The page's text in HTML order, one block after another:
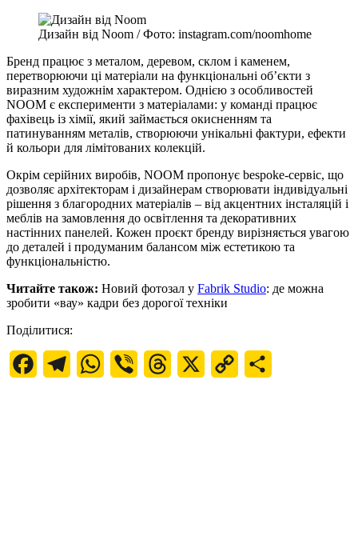
Дизайн від Noom / Фото: instagram.com/noomhome
Бренд працює з металом, деревом, склом і каменем,
перетворюючи ці матеріали на функціональні об’єкти з
виразним художнім характером. Однією з особливостей
NOOM є експерименти з матеріалами: у команді працює
фахівець із хімії, який займається окисненням та
патинуванням металів, створюючи унікальні фактури, ефекти
й кольори для лімітованих колекцій.
Окрім серійних виробів, NOOM пропонує bespoke-сервіс, що
дозволяє архітекторам і дизайнерам створювати індивідуальні
рішення з благородних матеріалів – від акцентних інсталяцій і
меблів на замовлення до освітлення та декоративних
настінних панелей. Кожен проєкт бренду вирізняється увагою
до деталей і продуманим балансом між естетикою та
функціональністю.
Читайте також: Новий фотозал у Fabrik Studio: де можна
зробити «вау» кадри без дорогої техніки
Поділитися:
FacebookTelegramWhatsApp
Viber Threads
Copy